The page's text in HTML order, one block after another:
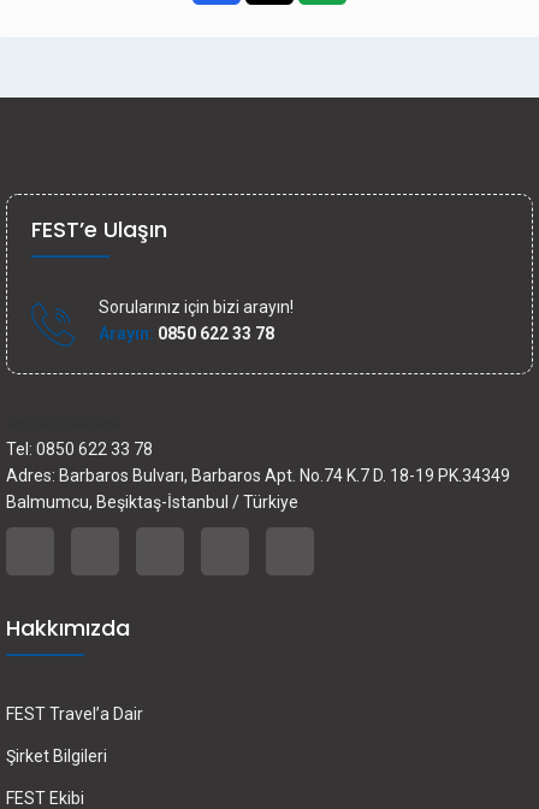
FEST’e Ulaşın
Sorularınız için bizi arayın!
Arayın: 0850 622 33 78
Tel: 0850 622 33 78
Adres: Barbaros Bulvarı, Barbaros Apt. No.74 K.7 D. 18-19 PK.34349
Balmumcu, Beşiktaş-İstanbul / Türkiye
Hakkımızda
FEST Travel’a Dair
Şirket Bilgileri
FEST Ekibi